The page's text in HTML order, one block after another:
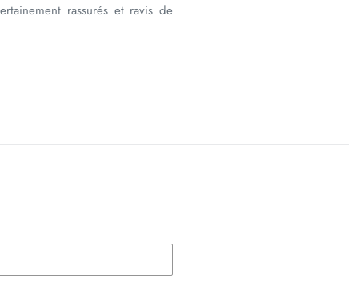
rassurés et ravis de